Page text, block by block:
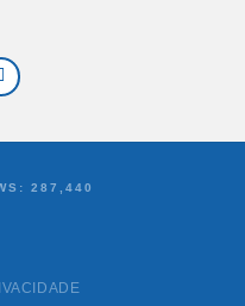
287,440